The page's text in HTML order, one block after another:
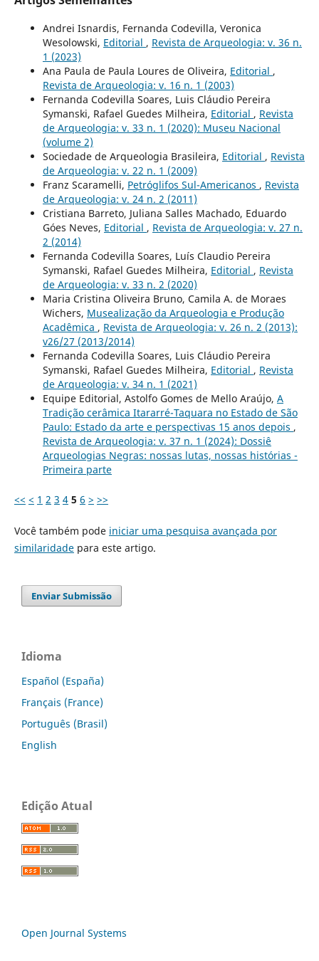
Andrei Isnardis, Fernanda Codevilla, Veronica
Wesolowski, Editorial , Revista de Arqueologia: v. 36 n.
1 (2023)
Ana Paula de Paula Loures de Oliveira, Editorial ,
Revista de Arqueologia: v. 16 n. 1 (2003)
Fernanda Codevilla Soares, Luis Cláudio Pereira
Symanski, Rafael Guedes Milheira, Editorial , Revista
de Arqueologia: v. 33 n. 1 (2020): Museu Nacional
(volume 2)
Sociedade de Arqueologia Brasileira, Editorial , Revista
de Arqueologia: v. 22 n. 1 (2009)
Franz Scaramelli, Petróglifos Sul-Americanos , Revista
de Arqueologia: v. 24 n. 2 (2011)
Cristiana Barreto, Juliana Salles Machado, Eduardo
Góes Neves, Editorial , Revista de Arqueologia: v. 27 n.
2 (2014)
Fernanda Codevilla Soares, Luís Claudio Pereira
Symanski, Rafael Guedes Milheira, Editorial , Revista
de Arqueologia: v. 33 n. 2 (2020)
Maria Cristina Oliveira Bruno, Camila A. de Moraes
Wichers, Musealização da Arqueologia e Produção
Acadêmica , Revista de Arqueologia: v. 26 n. 2 (2013):
v26/27 (2013/2014)
Fernanda Codevilla Soares, Luis Cláudio Pereira
Symanski, Rafael Guedes Milheira, Editorial , Revista
de Arqueologia: v. 34 n. 1 (2021)
Equipe Editorial, Astolfo Gomes de Mello Araújo, A
Tradição cerâmica Itararré-Taquara no Estado de São
Paulo: Estado da arte e perspectivas 15 anos depois ,
Revista de Arqueologia: v. 37 n. 1 (2024): Dossiê
Arqueologias Negras: nossas lutas, nossas histórias -
Primeira parte
<< < 1 2 3 4 5 6 > >>
Você também pode iniciar uma pesquisa avançada por
similaridadepara este artigo.
Enviar Submissão
Idioma
Español (España)
Français (France)
Português (Brasil)
English
Edição Atual
Open Journal Systems